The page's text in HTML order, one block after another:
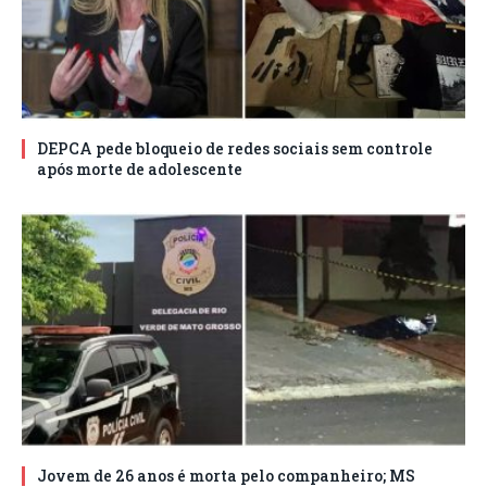
DEPCA pede bloqueio de redes sociais sem controle
após morte de adolescente
Jovem de 26 anos é morta pelo companheiro; MS